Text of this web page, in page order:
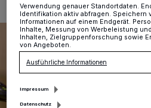
Verwendung genauer Standortdaten.
Identifikation aktiv abfragen. Speichern
Informationen auf einem Endgerät.
Inhalte, Messung von Werbeleistung
Inhalten, Zielgruppenforschung sowie
von Angeboten.
Ausführliche Informationen
Impressum
Datenschutz